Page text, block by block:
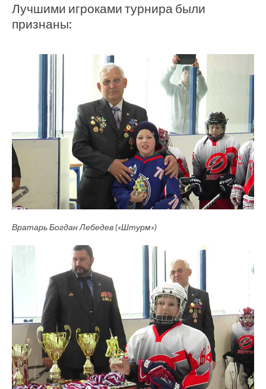
Лучшими игроками турнира были
признаны:
Вратарь Богдан Лебедев («Штурм»)